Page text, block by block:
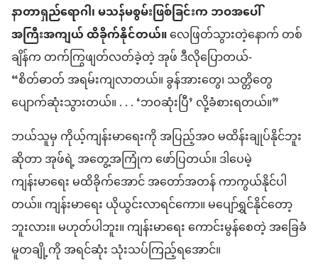
နာတာရှည်ရောဂါ၊ မသန်မစွမ်းဖြစ်ခြင်းက ဘဝအပေါ်
အကြီးအကျယ် ထိခိုက်နိုင်တယ်။လေဖြတ်သွားတဲ့နောက် တစ်
ချိန်က တက်ကြွဖျတ်လတ်ခဲ့တဲ့ အုဖ် ဒီလိုပြောတယ်-
“စိတ်ဓာတ် အရမ်းကျလာတယ်။ ခွန်အားတွေ၊ သတ္တိတွေ
ပျောက်ဆုံးသွားတယ်။ . . . ‘ဘဝဆုံးပြီ’ လို့ခံစားရတယ်။”
ဘယ်သူမှ ကိုယ့်ကျန်းမာရေးကို အပြည့်အဝ မထိန်းချုပ်နိုင်ဘူး
ဆိုတာ အုဖ်ရဲ့ အတွေ့အကြုံက ဖော်ပြတယ်။ ဒါပေမဲ့
ကျန်းမာရေး မထိခိုက်အောင် အတော်အတန် ကာကွယ်နိုင်ပါ
တယ်။ ကျန်းမာရေး ယိုယွင်းလာရင်ကော။ မပျော်ရွှင်နိုင်တော့
ဘူးလား။ မဟုတ်ပါဘူး။ ကျန်းမာရေး ကောင်းမွန်စေတဲ့ အခြေခံ
မူတချို့ကို အရင်ဆုံး သုံးသပ်ကြည့်ရအောင်။